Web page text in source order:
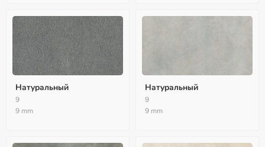
Натуральный
9
9 mm
Натуральный
9
9 mm